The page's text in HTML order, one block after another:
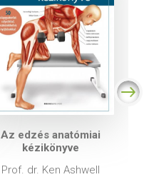
Az edzés anatómiai
kézikönyve
Prof. dr. Ken Ashwell